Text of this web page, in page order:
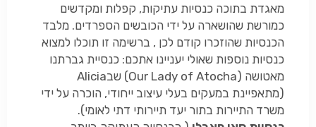
מאגדת בתוכה כנסיות עתיקות, קפלות ומקדשים
כמורשת שהושארה על ידי הכובשים הספרדים. מלבד
הכנסיות שהוזכרו קודם לכן , ברשימה זו תוכלו למצוא
כנסיות נוספות שאולי יעניינו אתכם: כנסיית גברתנו
(מתאפיינת במעקים בעלי עיצוב ייחודי, הוכרה על ידי
משרד התיירות בתור יעד תיירותי דתי לאומי).